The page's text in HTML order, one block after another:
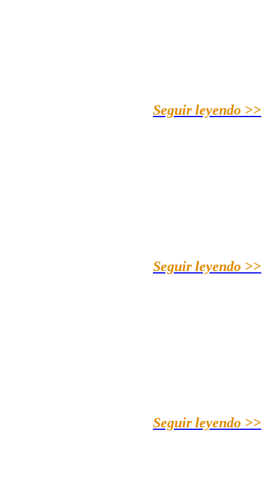
Seguir leyendo >>
Seguir leyendo >>
Seguir leyendo >>